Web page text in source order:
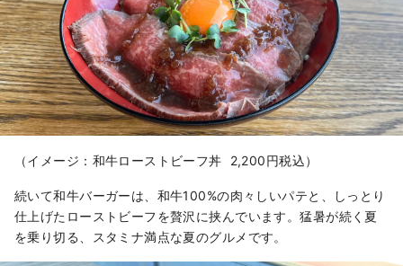
（イメージ：和牛ローストビーフ丼 2,200円税込）
続いて和牛バーガーは、和牛100%の肉々しいパテと、しっとり
仕上げたローストビーフを贅沢に挟んでいます。猛暑が続く夏
を乗り切る、スタミナ満点な夏のグルメです。